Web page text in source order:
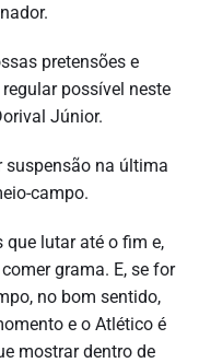
pretensões e
possível neste
Júnior.
suspensão na última
campo.
que lutar até o fim e,
grama. E, se for
no bom sentido,
e o Atlético é
mostrar dentro de